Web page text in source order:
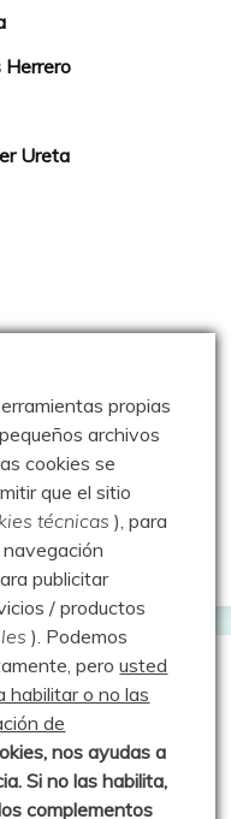
Herrero
Ureta
propias
archivos
cookies se
que el sitio
técnicas ), para
publicitar
/ productos
). Podemos
perousted
habilitar o no las
de
okies, nos ayudas a
Si no las habilita,
complementos